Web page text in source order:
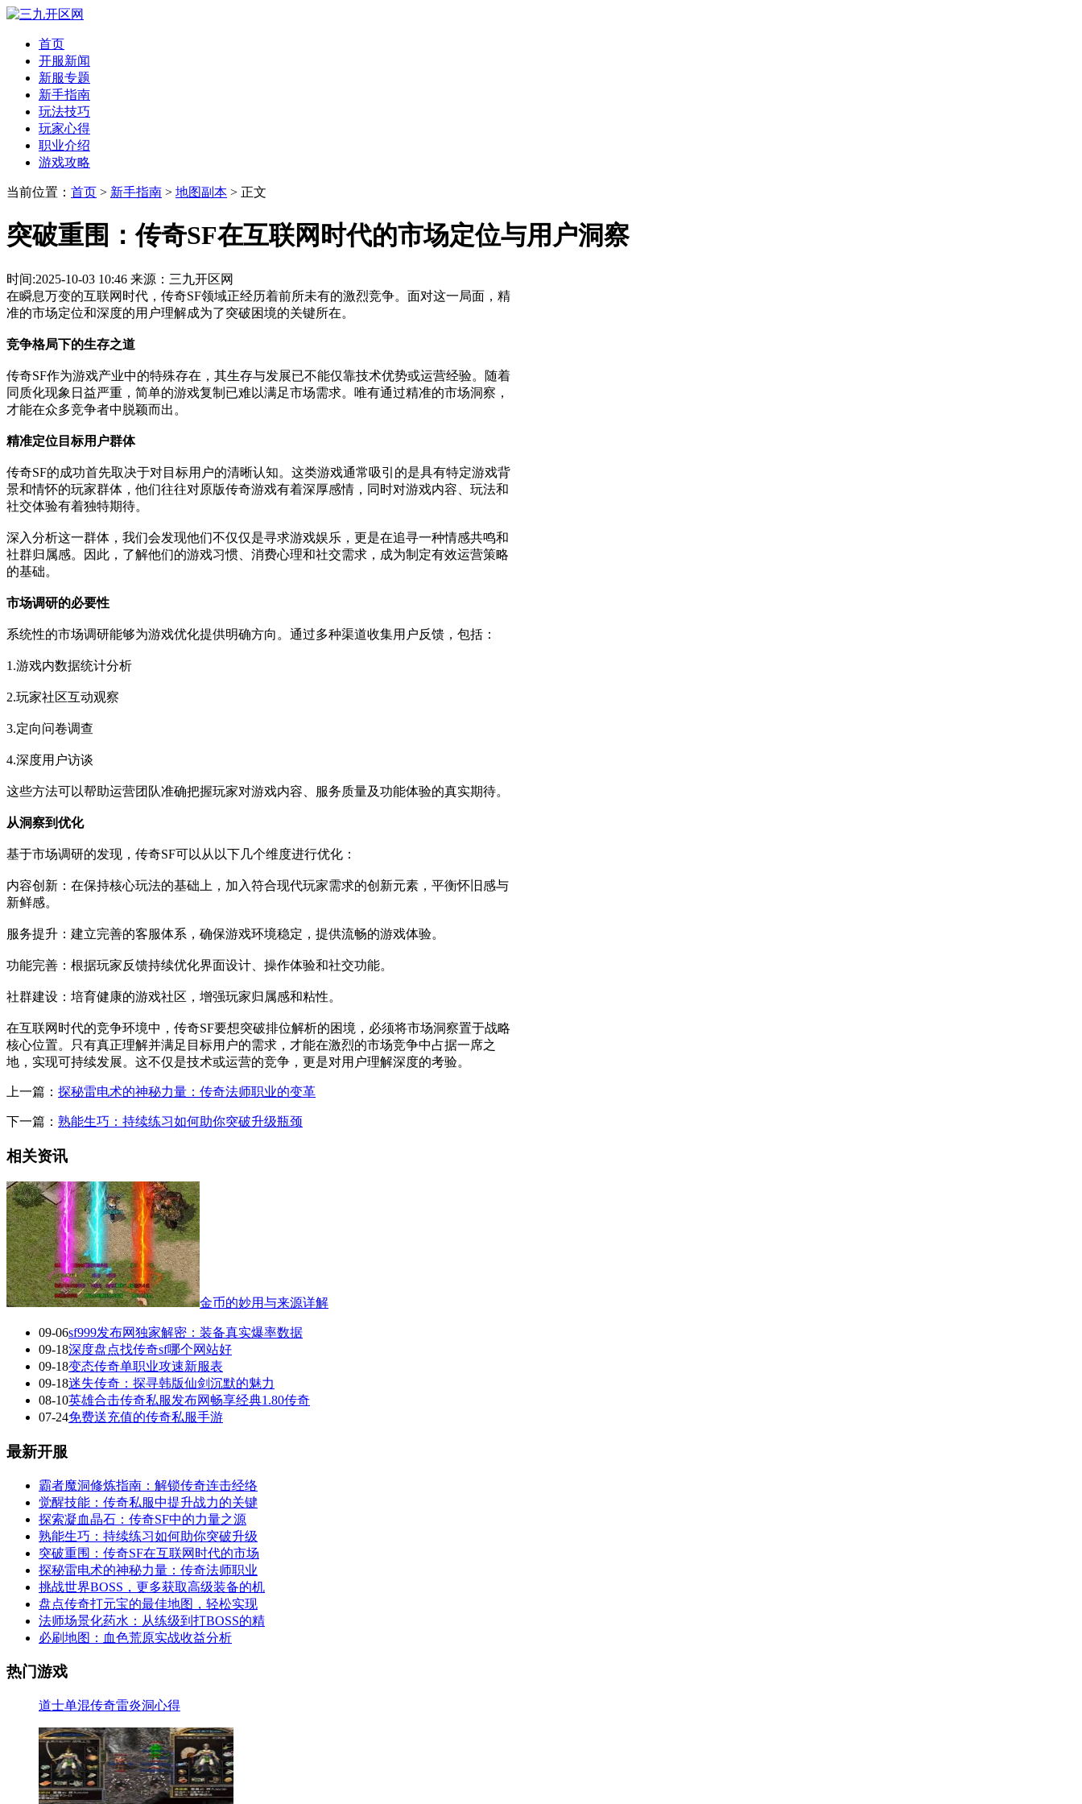
首页
开服新闻
新服专题
新手指南
玩法技巧
玩家心得
职业介绍
游戏攻略
当前位置： 首页 > 新手指南 > 地图副本 > 正文
突破重围：传奇SF在互联网时代的市场定位与用户洞察
时间:2025-10-03 10:46 来源：三九开区网
在瞬息万变的互联网时代，传奇SF领域正经历着前所未有的激烈竞争。面对这一局面，精
准的市场定位和深度的用户理解成为了突破困境的关键所在。
竞争格局下的生存之道
传奇SF作为游戏产业中的特殊存在，其生存与发展已不能仅靠技术优势或运营经验。随着
同质化现象日益严重，简单的游戏复制已难以满足市场需求。唯有通过精准的市场洞察，
才能在众多竞争者中脱颖而出。
精准定位目标用户群体
传奇SF的成功首先取决于对目标用户的清晰认知。这类游戏通常吸引的是具有特定游戏背
景和情怀的玩家群体，他们往往对原版传奇游戏有着深厚感情，同时对游戏内容、玩法和
社交体验有着独特期待。
深入分析这一群体，我们会发现他们不仅仅是寻求游戏娱乐，更是在追寻一种情感共鸣和
社群归属感。因此，了解他们的游戏习惯、消费心理和社交需求，成为制定有效运营策略
的基础。
市场调研的必要性
系统性的市场调研能够为游戏优化提供明确方向。通过多种渠道收集用户反馈，包括：
1.游戏内数据统计分析
2.玩家社区互动观察
3.定向问卷调查
4.深度用户访谈
这些方法可以帮助运营团队准确把握玩家对游戏内容、服务质量及功能体验的真实期待。
从洞察到优化
基于市场调研的发现，传奇SF可以从以下几个维度进行优化：
内容创新：在保持核心玩法的基础上，加入符合现代玩家需求的创新元素，平衡怀旧感与
新鲜感。
服务提升：建立完善的客服体系，确保游戏环境稳定，提供流畅的游戏体验。
功能完善：根据玩家反馈持续优化界面设计、操作体验和社交功能。
社群建设：培育健康的游戏社区，增强玩家归属感和粘性。
在互联网时代的竞争环境中，传奇SF要想突破排位解析的困境，必须将市场洞察置于战略
核心位置。只有真正理解并满足目标用户的需求，才能在激烈的市场竞争中占据一席之
地，实现可持续发展。这不仅是技术或运营的竞争，更是对用户理解深度的考验。
上一篇： 探秘雷电术的神秘力量：传奇法师职业的变革
下一篇： 熟能生巧：持续练习如何助你突破升级瓶颈
相关资讯
金币的妙用与来源详解
09-06sf999发布网独家解密：装备真实爆率数据
09-18深度盘点找传奇sf哪个网站好
09-18变态传奇单职业攻速新服表
09-18迷失传奇：探寻韩版仙剑沉默的魅力
08-10英雄合击传奇私服发布网畅享经典1.80传奇
07-24免费送充值的传奇私服手游
最新开服
霸者魔洞修炼指南：解锁传奇连击经络
觉醒技能：传奇私服中提升战力的关键
探索凝血晶石：传奇SF中的力量之源
熟能生巧：持续练习如何助你突破升级
突破重围：传奇SF在互联网时代的市场
探秘雷电术的神秘力量：传奇法师职业
挑战世界BOSS，更多获取高级装备的机
盘点传奇打元宝的最佳地图，轻松实现
法师场景化药水：从练级到打BOSS的精
必刷地图：血色荒原实战收益分析
热门游戏
道士单混传奇雷炎洞心得